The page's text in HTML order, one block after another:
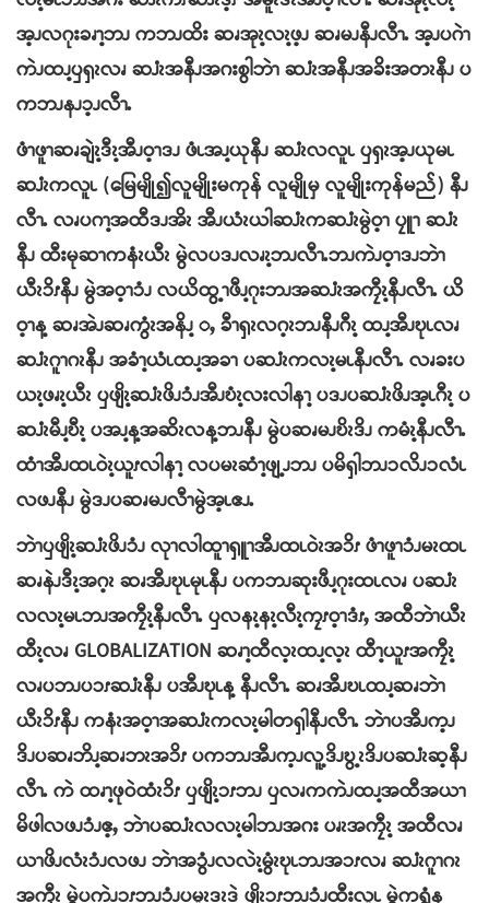
အ့ၪလဂုးခၧၫ့ဘၪ ကဘၪထိး ဆၧအုၩ့လၩ့ဖ့ၪ ဆၧမၪနီၪလီၫႉ အ့ၪပဂဲၫ
ကဲၪထၪ့ၦၡၩလၧ ဆၨၩအနီၪအဂးစွါဘဲၫ ဆၨၩအနီၪအခိးအတၩနီၪ ပ
ကဘၪနၪၥ့ၪလီၫႉ
ဖံၫဖူၫဆၧချဲၩ့ဒီၩ့အီၪဝ့ၫဒၪ ဖံၬအၪ့ယုနီၪ ဆၨၩလလူၬ ၦၡၩအ့ၪယုမၬ
ဆၨၩကလူၬ (မြေမျို၍လူမျိုးမကုန် လူမျိုမှ လူမျိုးကုန်မည်) နီၪ
လီၫႉ လၧပဂၫ့အထီဒၪအိၩ အီၪယံၩယါဆၨၩကဆၨၩမွဲဝ့ၫ ပၠူၫ ဆၨၩ
နီၪ ထီးမုဆၫကနံၩယီၩ မွဲလပဒၪလၧၩ့ဘၪလီၫႉဘၪကဲၪဝ့ၫဒၪဘဲၫ
ယီၩၥိၭနီၪ မွဲအဝ့ၫၥံၪ လယိထွ့ၫဖီၪ့ဂုးဘၪအဆၨၩအကၠီၩ့နီၪလီၫႉ ယိ
ဝ့ၫန့ ဆၧအဲၪဆၧကွံၩအနိၪ့ ႇ ခီၫၡၩလဂ့ၩဘၪနီၪဂီၩ့ ထၪ့အီၪဎုၬလၧ
ဆၨၩဂူၫဂၩနီၪ အခံၫ့ယံၬထၪ့အခၫ ပဆၨၩကလၩ့မၬနီၪလီၫႉ လၧခးပ
ယၩ့ဖၧၩ့ယီၩ ၦဖျိၩ့ဆၨၩဖိၪၥံၪအီၪဎံၩ့လးလါနၫ့ ပဒၪပဆၨၩဖိၪအ့ၬဂီၩ့ ပ
ဆၨၩမီၪ့ဎီၩ့ ပအၪ့န့အဆိၩလန့ဘၪနီၪ မွဲပဆၧမၪဎိၩဒိၪ ကမံၩ့နီၪလီၫႉ
ထံၫအီၪထၬဝဲၩ့ယူၭလါနၫ့ လပမၩဆံၫ့ဖျ့ၪဘၪ ပမိၡါဘၪၥလိၪၥလံၬ
လဖၪနီၪ မွဲဒၪပဆၧမၪလီၫမွဲအ့ၬဧၪႉ
ဘဲၫၦဖျိၩ့ဆၨၩဖိၪၥံၪ လုၫလါထူၫၡူၫအီၪထၬဝဲၩအၥိၭ ဖံၫဖူၫၥံၪမၩထၬ
ဆၧနဲၪဒီၩ့အဂ့ၩ ဆၧအီၪဎုၬမုၬနီၪ ပကဘၪဆုးဖီၪ့ဂုးထၬလၧ ပဆၨၩ
လလၩ့မၬဘၪအကၠီၩ့နီၪလီၫႉ ၦလနၩ့နၩ့လီၩ့ကၠၭဝ့ၫဒံၭႇ အထီဘဲၫယီၩ
ထီၩ့လၧ GLOBALIZATION ဆၧၫ့ထီလ့ၩထၪ့လ့ၩ ထီၫ့ယူၭအကၠီၩ့
လၧပဘၪပၥၭဆၨၩနီၪ ပအီၪဎုၬန့ နီၪလီၫႉ ဆၧအီၪဎၬထၪ့ဆၧဘဲၫ
ယီၩၥိၭနီၪ ကနံၩအဝ့ၫအဆၨၩကလၩ့မါတၡါနီၪလီၫႉ ဘဲၫပအီၪက့ၪ
ဒိၪပဆၧဘိၪ့ဆၧဘၩအၥိၭ ပကဘၪအီၪက့ၪလူ့ဒိၪဎွ့ၩဒိၪပဆၨၩဆ့နီၪ
လီၫႉ ကဲ ထၧၫ့ဖုဝဲထံၩၥိၭ ၦဖျိၩ့ၥၭဘၪ ၦလၧကကဲၪထၪ့အထီအယၫ
မိဖါလဖၪၥံၪဧ့ႇ ဘဲၫပဆၨၩလလၩ့မါဘၪအဂး ပၧၩအကၠီၩ့ အထီလၧ
ယၫဖိၪလံၩၥံၪလဖၪ ဘဲၫအၥွံၪလလဲၩ့မွံၩဎုၬဘၪအၥၭလၧ ဆၨၩဂူၫဂၩ